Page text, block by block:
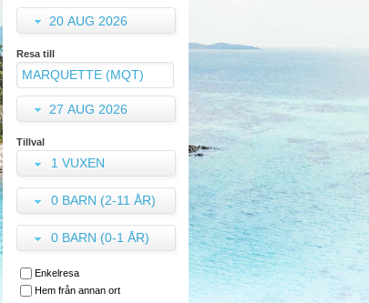
20 AUG 2026
Resa till
27 AUG 2026
Tillval
1 VUXEN
0 BARN (2-11 ÅR)
0 BARN (0-1 ÅR)
Enkelresa
Hem från annan ort